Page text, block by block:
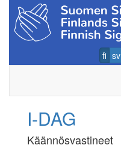
fi sv
I-DAG
Käännösvastineet